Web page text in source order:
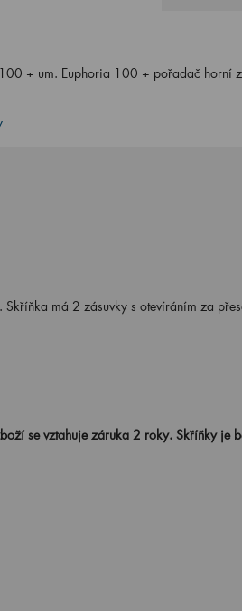
+ um. Euphoria 100 + pořadač horní
má 2 zásuvky s otevíráním za
se vztahuje záruka 2 roky. Skříňky je